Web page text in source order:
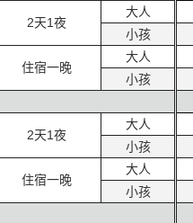
2天1夜
大人
小孩
住宿一晚
大人
小孩
2天1夜
大人
小孩
住宿一晚
大人
小孩